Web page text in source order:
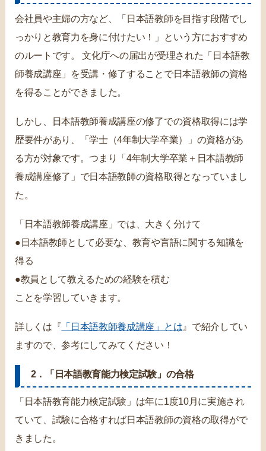
会社員や主婦の方など、「日本語教師を目指す段階でし
っかりと教育力を身に付けたい！」という方におすすめ
のルートです。 文化庁への届出が受理された「日本語教
師養成講座」を受講・修了することで日本語教師の資格
を得ることができました。
しかし、日本語教師養成講座の修了での資格取得には学
歴要件があり、「学士（4年制大学卒業）」の資格があ
る方が対象です。つまり「4年制大学卒業＋日本語教師
養成講座修了」で日本語教師の資格取得となっていまし
た。
「日本語教師養成講座」では、大きく分けて
●日本語教師として必要な、教育や言語に関する知識を
得る
●教員として教えるための経験を積む
ことを学習していきます。
詳しくは『 「日本語教師養成講座」とは 』で紹介してい
ますので、参考にしてみてください！
2．「日本語教育能力検定試験」の合格
「日本語教育能力検定試験」は年に1度10月に実施され
ていて、試験に合格すれば日本語教師の資格の取得がで
きました。